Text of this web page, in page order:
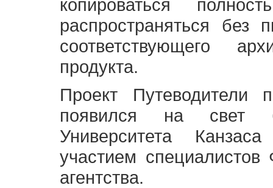
копироваться
распространяться без
соответствующего
продукта.
Проект Путеводители
появился на свет
Университета
участием специалистов
агентства.